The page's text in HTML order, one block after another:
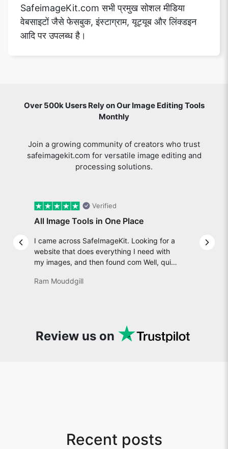
SafeimageKit.com सभी प्रमुख सोशल मीडिया
वेबसाइटों जैसे फेसबुक, इंस्टाग्राम, यूट्यूब और लिंक्डइन
आदि पर उपलब्ध है।
Over 500k Users Rely on Our Image Editing Tools
Monthly
Join a growing community of creators who trust
safeimagekit.com for versatile image editing and
processing solutions.
Previous slide
Verified
All Image Tools in One Place
I came across SafeImageKit. Looking for a
website that does everything I need with
my images, and then found com Well, quite
an incredibly high-speed, stable and easy-
snappy tools every now and then!
Ram Mouddgill
Next
Review us on
Recent posts